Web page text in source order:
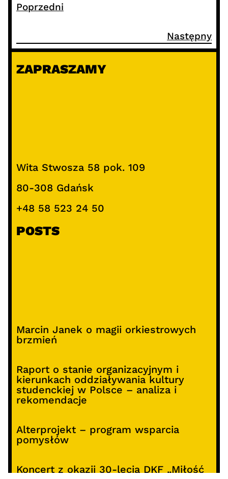
Poprzedni
Następny
ZAPRASZAMY
Wita Stwosza 58 pok. 109
80-308 Gdańsk
+48 58 523 24 50
POSTS
Marcin Janek o magii orkiestrowych
brzmień
Raport o stanie organizacyjnym i
kierunkach oddziaływania kultury
studenckiej w Polsce – analiza i
rekomendacje
Alterprojekt – program wsparcia
pomysłów
Koncert z okazji 30-lecia DKF „Miłość